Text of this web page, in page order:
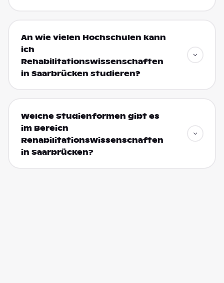
An wie vielen Hochschulen kann
ich
Rehabilitationswissenschaften
in Saarbrücken studieren?
Welche Studienformen gibt es
im Bereich
Rehabilitationswissenschaften
in Saarbrücken?